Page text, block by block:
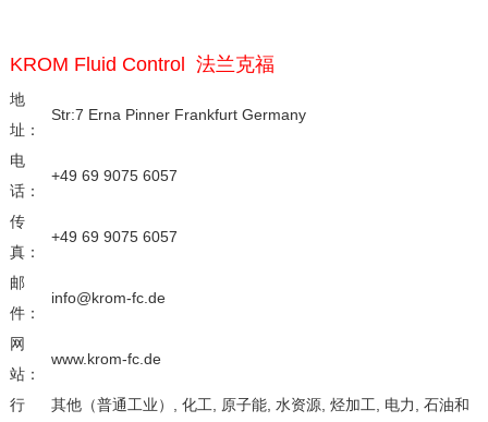
KROM Fluid Control 法兰克福
地
址：
Str:7 Erna Pinner Frankfurt Germany
电
话：
+49 69 9075 6057
传
真：
+49 69 9075 6057
邮
件：
info@krom-fc.de
网
站：
www.krom-fc.de
行 其他（普通工业）, 化工, 原子能, 水资源, 烃加工, 电力, 石油和